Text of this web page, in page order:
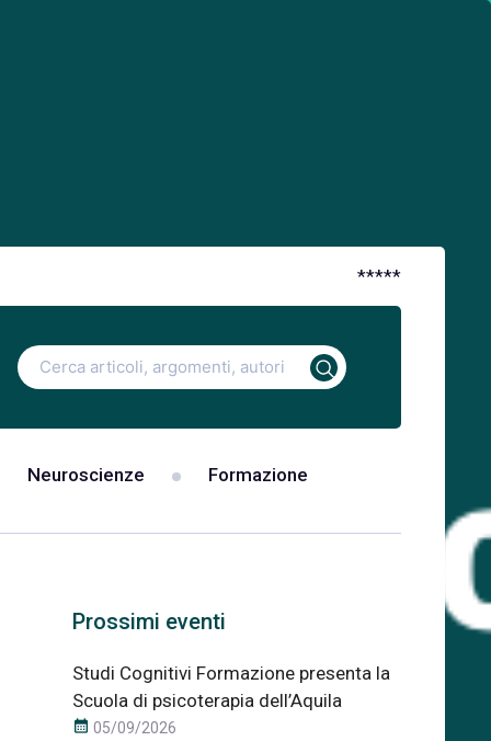
*****
Ricerca
per:
Neuroscienze Formazione
Prossimi eventi
Studi Cognitivi Formazione presenta la
Scuola di psicoterapia dell’Aquila
calendar_month 05/09/2026